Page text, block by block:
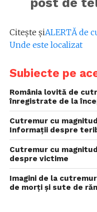
Citeşte şiALERTĂ de
Unde este localizat
Subiecte pe
România lovită de
înregistrate de la
Cutremur cu
Informații despre
Cutremur cu
despre victime
Imagini de la
de morți și sute de